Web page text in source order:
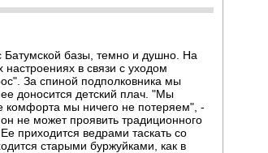
базы, темно и душно. На
настроениях в связи с уходом
За спиной подполковника мы
доносится детский плач. "Мы
комфорта мы ничего не потеряем", -
не может проявить традиционного
приходится ведрами таскать со
старыми буржуйками, как в